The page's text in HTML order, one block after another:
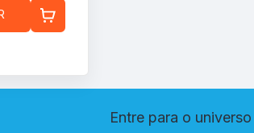
Entre para o